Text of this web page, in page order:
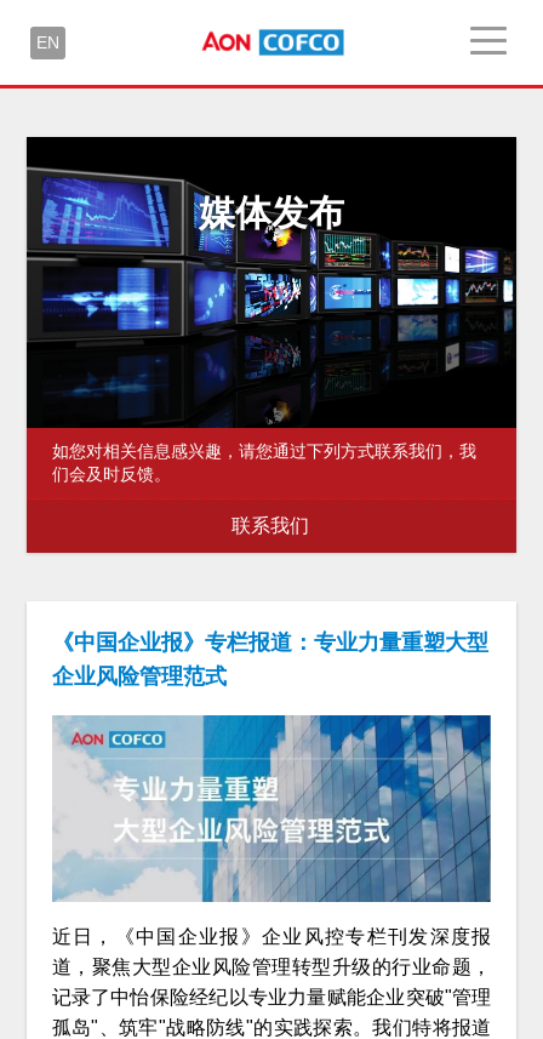
EN
媒体发布
如您对相关信息感兴趣，请您通过下列方式联系我们，我
们会及时反馈。
联系我们
《中国企业报》专栏报道：专业力量重塑大型
企业风险管理范式
近日，《中国企业报》企业风控专栏刊发深度报
道，聚焦大型企业风险管理转型升级的行业命题，
记录了中怡保险经纪以专业力量赋能企业突破"管理
孤岛"、筑牢"战略防线"的实践探索。我们特将报道